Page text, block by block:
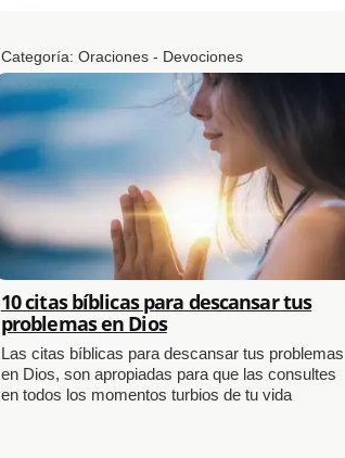
Categoría: Oraciones - Devociones
10 citas bíblicas para descansar tus
problemas en Dios
Las citas bíblicas para descansar tus problemas
en Dios, son apropiadas para que las consultes
en todos los momentos turbios de tu vida